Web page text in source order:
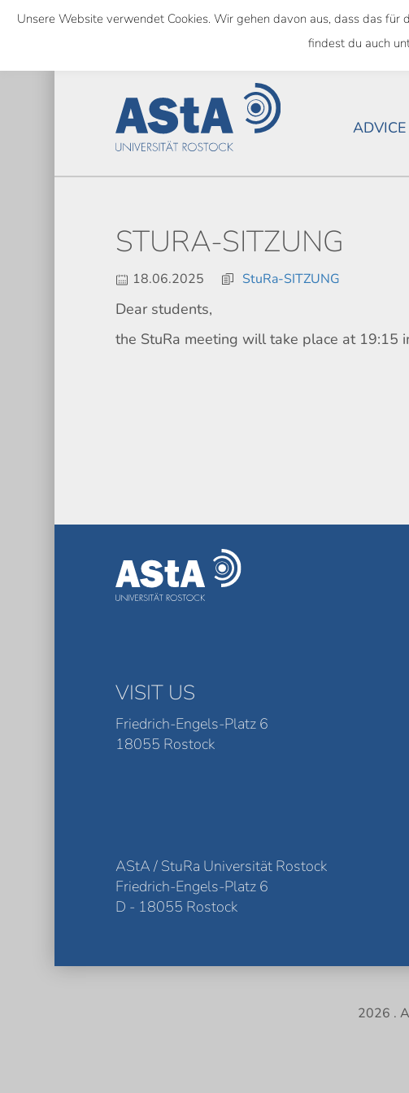
Skip
content
NATIONWIDE
ADVICE
STURA-SITZUNG
18.06.2025 StuRa-SITZUNG
Dear students,
the StuRa meeting will take place at 19:15
VISIT US
Friedrich-Engels-Platz 6
18055 Rostock
AStA / StuRa Universität Rostock
Friedrich-Engels-Platz 6
D - 18055 Rostock
2026 .
Unsere Website verwendet Cookies. Wir gehen davon aus, dass das
findest du auch